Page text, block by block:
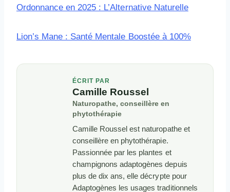
Ordonnance en 2025 : L’Alternative Naturelle
Lion’s Mane : Santé Mentale Boostée à 100%
ÉCRIT PAR
Camille Roussel
Naturopathe, conseillère en
phytothérapie
Camille Roussel est naturopathe et
conseillère en phytothérapie.
Passionnée par les plantes et
champignons adaptogènes depuis
plus de dix ans, elle décrypte pour
Adaptogènes les usages traditionnels